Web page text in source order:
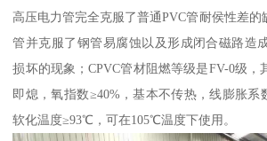
高压电力管完全克服了普通PVC管耐侯性差的
管并克服了钢管易腐蚀以及形成闭合磁路造
损坏的现象；CPVC管材阻燃等级是FV-0级，
即熄，氧指数≥40%，基本不传热，线膨胀
软化温度≥93℃，可在105℃温度下使用。